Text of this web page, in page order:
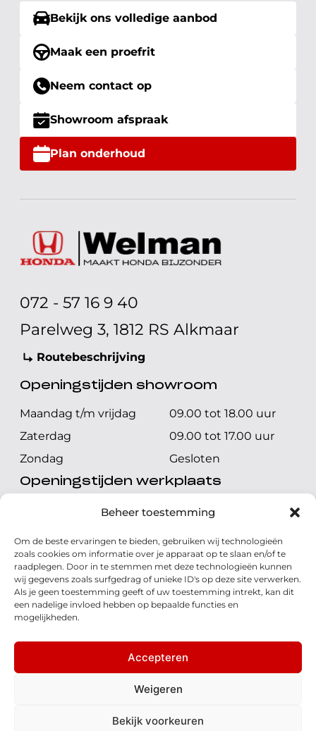
Beheer toestemming
Om de beste ervaringen te bieden, gebruiken wij technologieën
zoals cookies om informatie over je apparaat op te slaan en/of te
raadplegen. Door in te stemmen met deze technologieën kunnen
wij gegevens zoals surfgedrag of unieke ID's op deze site verwerken.
Als je geen toestemming geeft of uw toestemming intrekt, kan dit
een nadelige invloed hebben op bepaalde functies en
mogelijkheden.
Accepteren
Weigeren
Bekijk voorkeuren
Bekijk ons volledige aanbod
Maak een proefrit
Neem contact op
Showroom afspraak
Plan onderhoud
072 - 57 16 9 40
Parelweg 3, 1812 RS Alkmaar
Routebeschrijving
Openingstijden showroom
Maandag t/m vrijdag
09.00 tot 18.00 uur
Zaterdag
09.00 tot 17.00 uur
Zondag
Gesloten
Openingstijden werkplaats
Maandag t/m vrijdag
08.00 tot 17.00 uur
Zondag
Gesloten
Volg ons
© 2026 - Honda Welman